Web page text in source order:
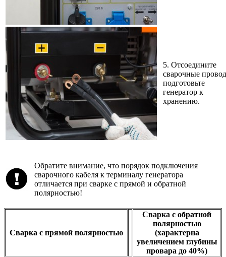
5. Отсоедините
сварочные
подготовьте
генератор к
хранению.
Обратите внимание, что порядок подключения
сварочного кабеля к терминалу генератора
отличается при сварке с прямой и обратной
полярностью!
Сварка с прямой полярностью
Сварка с обратной
полярностью
(характерна
увеличением глубины
провара до 40%)